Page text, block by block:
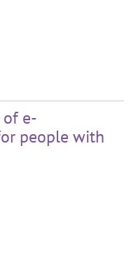
of e-
people with